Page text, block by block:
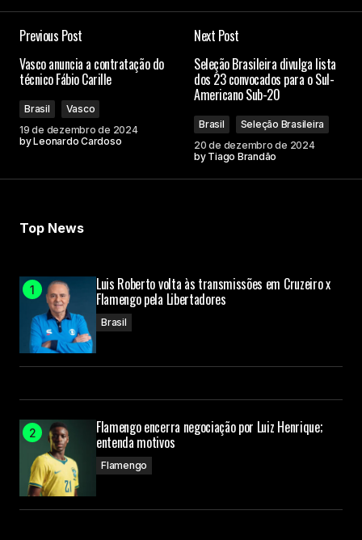
Previous Post
Vasco anuncia a contratação do
técnico Fábio Carille
Brasil
Vasco
19 de dezembro de 2024
byLeonardo Cardoso
Next Post
Seleção Brasileira divulga lista
dos 23 convocados para o Sul-
Americano Sub-20
Brasil
Seleção Brasileira
20 de dezembro de 2024
by Tiago Brandão
Top News
Luis Roberto volta às transmissões em Cruzeiro x
Flamengo pela Libertadores
Brasil
Flamengo encerra negociação por Luiz Henrique;
entenda motivos
Flamengo